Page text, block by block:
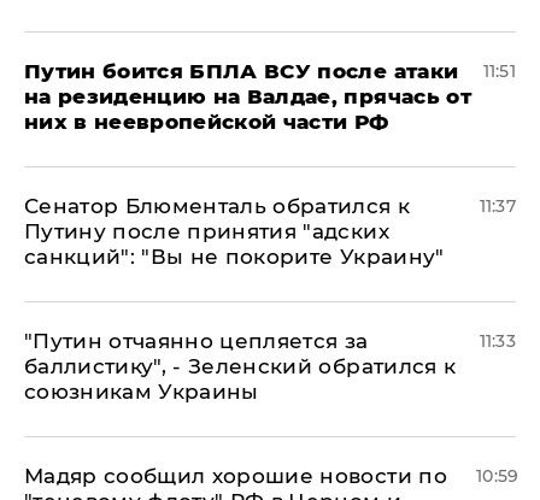
Путин боится БПЛА ВСУ после атаки
на резиденцию на Валдае, прячась от
них в неевропейской части РФ
11:51
Сенатор Блюменталь обратился к
Путину после принятия "адских
санкций": "Вы не покорите Украину"
11:37
"Путин отчаянно цепляется за
баллистику", - Зеленский обратился к
союзникам Украины
11:33
Мадяр сообщил хорошие новости по
10:59